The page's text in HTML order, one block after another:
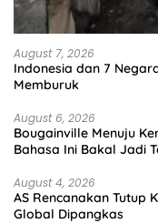
August 7, 2026
Indonesia dan 7
Memburuk
August 6, 2026
Bougainville Menuju
Bahasa Ini Bakal Jadi
August 4, 2026
AS Rencanakan Tutup
Global Dipangkas